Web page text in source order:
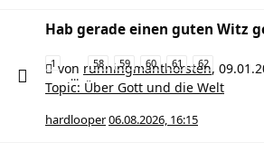
Hab gerade einen guten Witz
1
…
58 59 60 61 62
von runningmanthorsten,
Topic: Über Gott und die Welt
hardlooper06.08.2026, 16:15